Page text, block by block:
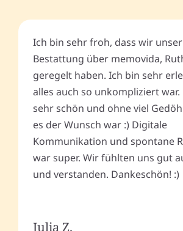
Ich bin sehr froh, dass wir
Bestattung über memovida,
geregelt haben. Ich bin sehr
alles auch so unkompliziert war.
sehr schön und ohne viel
es der Wunsch war :) Digitale
Kommunikation und spontane
war super. Wir fühlten uns gut
und verstanden. Dankeschön! :)
Julia Z.